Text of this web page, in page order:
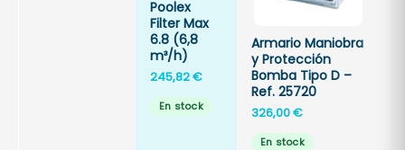
Poolex
Filter Max
6.8 (6,8
m³/h)
245,82€
En stock
Armario Maniobra
y Protección
Bomba Tipo D –
Ref. 25720
326,00€
En stock